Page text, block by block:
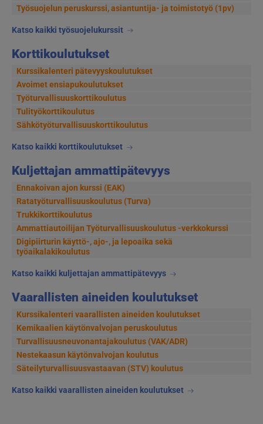
Työsuojelun peruskurssi, asiantuntija- ja toimistotyö (1pv)
Katso kaikki työsuojelukurssit
Korttikoulutukset
Kurssikalenteri pätevyyskoulutukset
Avoimet ensiapukoulutukset
Työturvallisuuskorttikoulutus
Tulityökorttikoulutus
Sähkötyöturvallisuuskorttikoulutus
Katso kaikki korttikoulutukset
Kuljettajan ammattipätevyys
Ennakoivan ajon kurssi (EAK)
Ratatyöturvallisuuskoulutus (Turva)
Trukkikorttikoulutus
Ammattiautoilijan Työturvallisuuskoulutus -verkkokurssi
Digipiirturin käyttö-, ajo-, ja lepoaika sekä
työaikalakikoulutus
Katso kaikki kuljettajan ammattipätevyys
Vaarallisten aineiden koulutukset
Kurssikalenteri vaarallisten aineiden koulutukset
Kemikaalien käytönvalvojan peruskoulutus
Turvallisuusneuvonantajakoulutus (VAK/ADR)
Nestekaasun käytönvalvojan koulutus
Säteilyturvallisuusvastaavan (STV) koulutus
Katso kaikki vaarallisten aineiden koulutukset